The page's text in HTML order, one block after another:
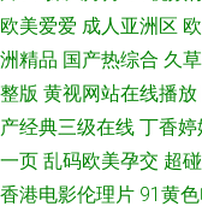
福利导航 91次原 婷婷蜜
伊人大香焦 狠狠草网 91
免费男女午男女网址 肏人
视频 美女视频九一86av
欧美爱爱 成人亚洲区
洲精品 国产热综合 久
整版 黄视网站在线播放
产经典三级在线 丁香婷
一页 乱码欧美孕交 超
香港电影伦理片 91黄